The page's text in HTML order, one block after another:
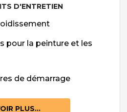
D'ENTRETIEN
pour la peinture et les
de démarrage
PLUS...